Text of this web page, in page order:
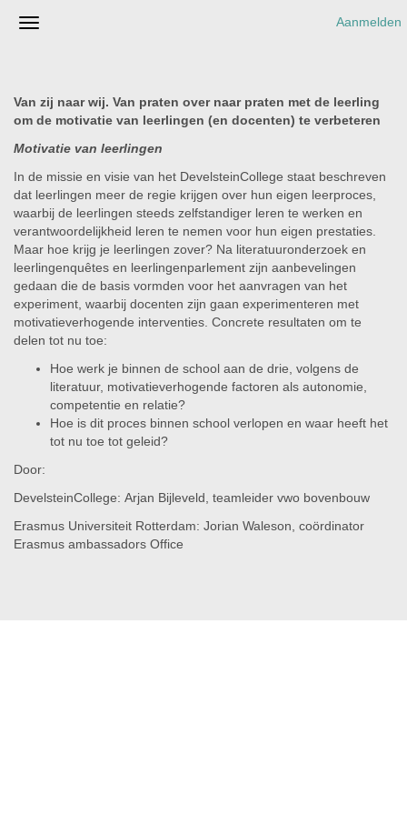
Aanmelden
Van zij naar wij. Van praten over naar praten met de leerling
om de motivatie van leerlingen (en docenten) te verbeteren
Motivatie van leerlingen
In de missie en visie van het DevelsteinCollege staat beschreven
dat leerlingen meer de regie krijgen over hun eigen leerproces,
waarbij de leerlingen steeds zelfstandiger leren te werken en
verantwoordelijkheid leren te nemen voor hun eigen prestaties.
Maar hoe krijg je leerlingen zover? Na literatuuronderzoek en
leerlingenquêtes en leerlingenparlement zijn aanbevelingen
gedaan die de basis vormden voor het aanvragen van het
experiment, waarbij docenten zijn gaan experimenteren met
motivatieverhogende interventies. Concrete resultaten om te
delen tot nu toe:
Hoe werk je binnen de school aan de drie, volgens de
literatuur, motivatieverhogende factoren als autonomie,
competentie en relatie?
Hoe is dit proces binnen school verlopen en waar heeft het
tot nu toe tot geleid?
Door:
DevelsteinCollege: Arjan Bijleveld, teamleider vwo bovenbouw
Erasmus Universiteit Rotterdam: Jorian Waleson, coördinator
Erasmus ambassadors Office